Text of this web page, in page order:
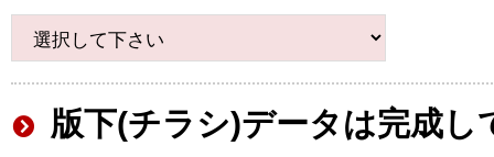
版下(チラシ)データは完成